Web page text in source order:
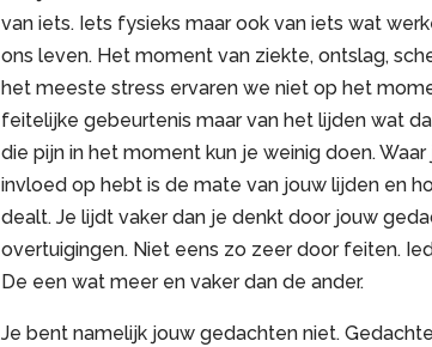
van iets. Iets fysieks maar ook van iets wat
ons leven. Het moment van ziekte, ontslag,
het meeste stress ervaren we niet op het
feitelijke gebeurtenis maar van het lijden wat
die pijn in het moment kun je weinig doen.
invloed op hebt is de mate van jouw lijden en
dealt. Je lijdt vaker dan je denkt door jouw
overtuigingen. Niet eens zo zeer door feiten.
De een wat meer en vaker dan de ander.
Je bent namelijk jouw gedachten niet.